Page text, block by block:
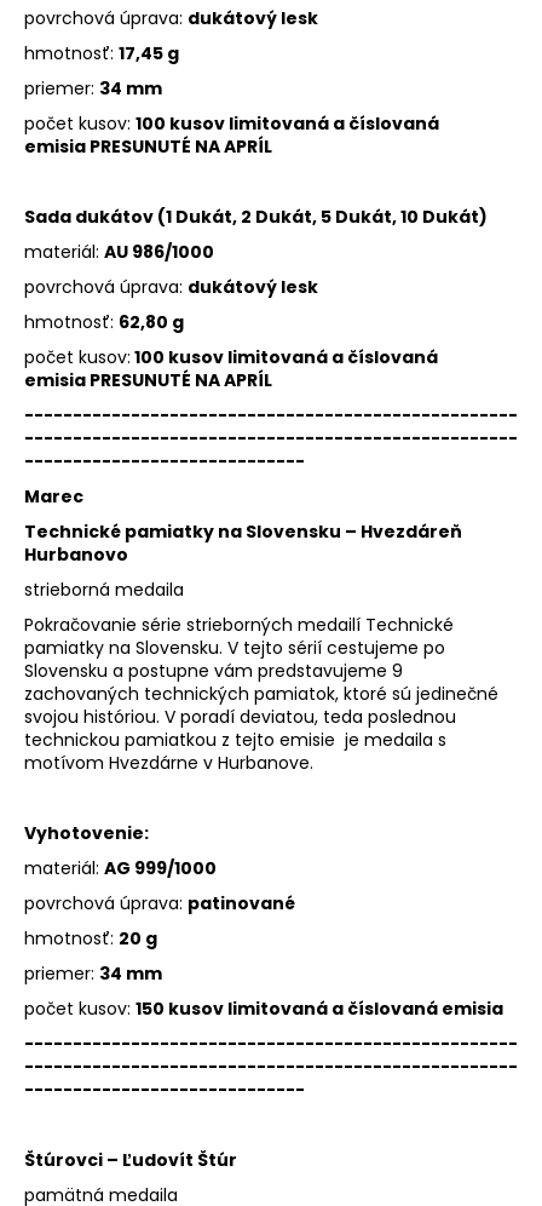
povrchová úprava: dukátový lesk
hmotnosť: 17,45 g
priemer: 34 mm
počet kusov: 100 kusov limitovaná a číslovaná
emisia PRESUNUTÉ NA APRÍL
Sada dukátov (1 Dukát, 2 Dukát, 5 Dukát, 10 Dukát)
materiál: AU 986/1000
povrchová úprava: dukátový lesk
hmotnosť: 62,80 g
počet kusov: 100 kusov limitovaná a číslovaná
emisia PRESUNUTÉ NA APRÍL
---------------------------------------------------
---------------------------------------------------
-----------------------------
Marec
Technické pamiatky na Slovensku – Hvezdáreň
Hurbanovo
strieborná medaila
Pokračovanie série strieborných medailí Technické
pamiatky na Slovensku. V tejto sérií cestujeme po
Slovensku a postupne vám predstavujeme 9
zachovaných technických pamiatok, ktoré sú jedinečné
svojou históriou. V poradí deviatou, teda poslednou
technickou pamiatkou z tejto emisie je medaila s
motívom Hvezdárne v Hurbanove.
Vyhotovenie:
materiál: AG 999/1000
povrchová úprava: patinované
hmotnosť: 20 g
priemer: 34 mm
počet kusov: 150 kusov limitovaná a číslovaná emisia
---------------------------------------------------
---------------------------------------------------
-----------------------------
Štúrovci – Ľudovít Štúr
pamätná medaila